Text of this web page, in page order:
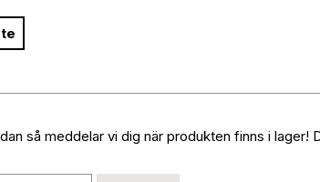
så meddelar vi dig när produkten finns i lager!